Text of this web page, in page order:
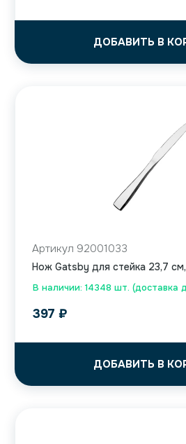
ДОБАВИТЬ В
В наличии: 14348 шт. (доставка
Артикул 92001033
Нож Gatsby для стейка 23,7
397 ₽
ДОБАВИТЬ В